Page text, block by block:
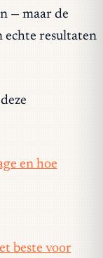
— maar de
echte resultaten
en hoe
beste voor